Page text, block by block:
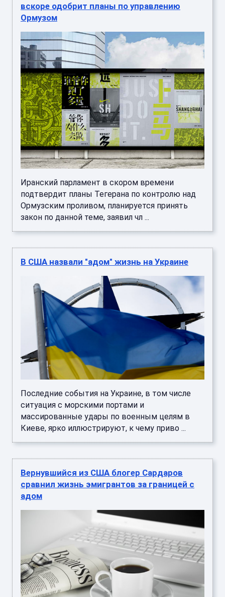
вскоре одобрит планы по управлению
Ормузом
Иранский парламент в скором времени
подтвердит планы Тегерана по контролю над
Ормузским проливом, планируется принять
закон по данной теме, заявил чл ...
В США назвали "адом" жизнь на Украине
Последние события на Украине, в том числе
ситуация с морскими портами и
массированные удары по военным целям в
Киеве, ярко иллюстрируют, к чему приво ...
Вернувшийся из США блогер Сардаров
сравнил жизнь эмигрантов за границей с
адом